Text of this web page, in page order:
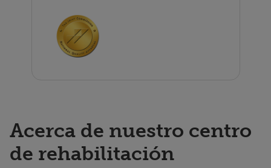
Acerca de nuestro centro
de rehabilitación